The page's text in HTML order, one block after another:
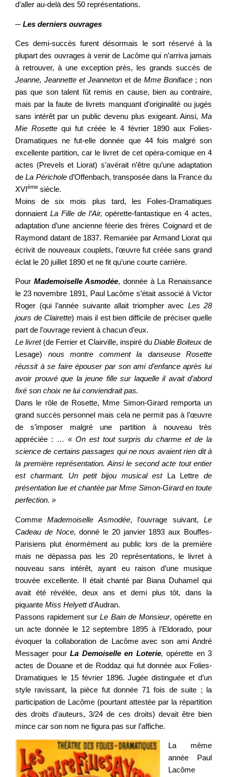
d’aller au-delà des 50 représentations.
─ Les derniers ouvrages
Ces demi-succès furent désormais le sort réservé à la
plupart des ouvrages à venir de Lacôme qui n’arriva jamais
à retrouver, à une exception près, les grands succès de
Jeanne, Jeannette et Jeanneton et de Mme Boniface ; non
pas que son talent fût remis en cause, bien au contraire,
mais par la faute de livrets manquant d’originalité ou jugés
sans intérêt par un public devenu plus exigeant. Ainsi, Ma
Mie Rosette qui fut créée le 4 février 1890 aux Folies-
Dramatiques ne fut-elle donnée que 44 fois malgré son
excellente partition, car le livret de cet opéra-comique en 4
actes (Prevels et Liorat) s’avérait n’être qu’une adaptation
deLa Péricholed’Offenbach, transposée dans la France du
XVIème siècle.
Moins de six mois plus tard, les Folies-Dramatiques
donnaient La Fille de l’Air, opérette-fantastique en 4 actes,
adaptation d’une ancienne féerie des frères Coignard et de
Raymond datant de 1837. Remaniée par Armand Liorat qui
écrivit de nouveaux couplets, l’œuvre fut créée sans grand
éclat le 20 juillet 1890 et ne fit qu’une courte carrière.
Pour Mademoiselle Asmodée, donnée à La Renaissance
le 23 novembre 1891, Paul Lacôme s’était associé à Victor
Roger (qui l’année suivante allait triompher avec Les 28
jours de Clairette) mais il est bien difficile de préciser quelle
part de l’ouvrage revient à chacun d’eux.
Le livret(de Ferrier et Clairville, inspiré du Diable Boiteux de
Lesage) nous montre comment la danseuse Rosette
réussit à se faire épouser par son ami d’enfance après lui
avoir prouvé que la jeune fille sur laquelle il avait d’abord
fixé son choix ne lui conviendrait pas.
Dans le rôle de Rosette, Mme Simon-Girard remporta un
grand succès personnel mais cela ne permit pas à l’œuvre
de s’imposer malgré une partition à nouveau très
appréciée : … « On est tout surpris du charme et de la
science de certains passages qui ne nous avaient rien dit à
la première représentation. Ainsi le second acte tout entier
est charmant. Un petit bijou musical est
La Lettre de
présentation lue et chantée par Mme Simon-Girard en toute
perfection. »
CommeMademoiselle Asmodée, l’ouvrage suivant,Le
Cadeau de Noce,donné le 20 janvier 1893 aux Bouffes-
Parisiens plut énormément au public lors de la première
mais ne dépassa pas les 20 représentations, le livret à
nouveau sans intérêt, ayant eu raison d’une musique
trouvée excellente. Il était chanté par Biana Duhamel qui
avait été révélée, deux ans et demi plus tôt, dans la
piquante Miss Helyettd’Audran.
Passons rapidement surLe Bain de Monsieur, opérette en
un acte donnée le 12 septembre 1895 à l’Eldorado, pour
évoquer la collaboration de Lacôme avec son ami André
Messager pour La Demoiselle en Loterie, opérette en 3
actes de Douane et de Roddaz qui fut donnée aux Folies-
Dramatiques le 15 février 1896. Jugée distinguée et d’un
style ravissant, la pièce fut donnée 71 fois de suite ; la
participation de Lacôme (pourtant attestée par la répartition
des droits d’auteurs, 3/24 de ces droits) devait être bien
mince car son nom ne figura pas sur l’affiche.
La même
année Paul
Lacôme